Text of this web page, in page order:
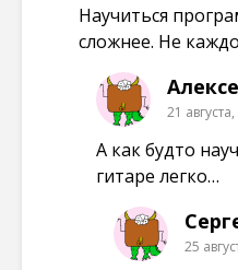
Научиться
сложнее. Не
21
А как будто
гитаре легко…
25